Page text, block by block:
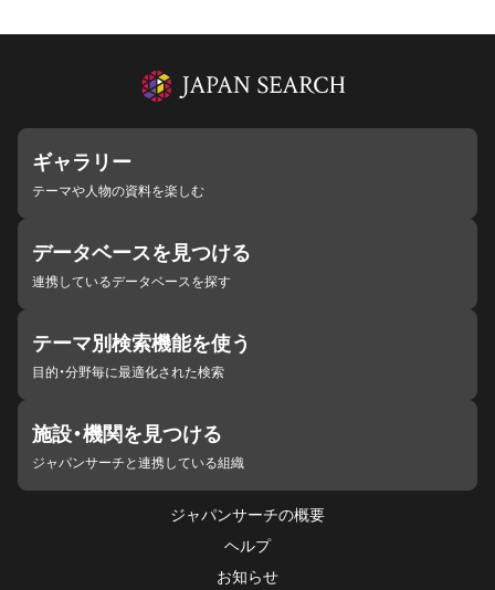
ギャラリー
テーマや人物の資料を楽しむ
データベースを見つける
連携しているデータベースを探す
テーマ別検索機能を使う
目的・分野毎に最適化された検索
施設・機関を見つける
ジャパンサーチと連携している組織
ジャパンサーチの概要
ヘルプ
お知らせ